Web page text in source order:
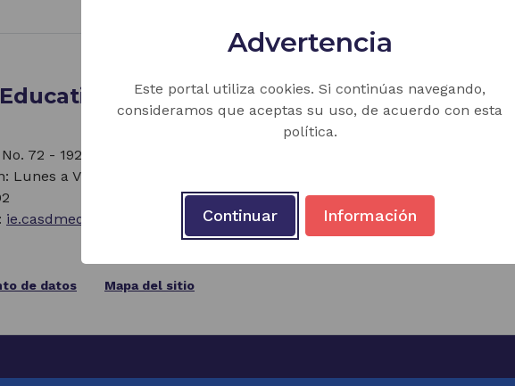
CASD José María Espinosa Prieto
72 - 192, Medellín, Antioquia, Colombia
Lunes a Viernes 06:00 a.m. - 06:00 p.m.
ie.casdmedellin@gmail.com
de datos
Mapa del sitio
Advertencia
Este portal utiliza cookies. Si continúas navegando,
consideramos que aceptas su uso, de acuerdo con esta
política.
Continuar Información